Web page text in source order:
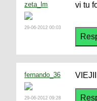
zeta_lm
29-06-2012 00:03
vi tu
fernando_36
29-06-2012 09:28